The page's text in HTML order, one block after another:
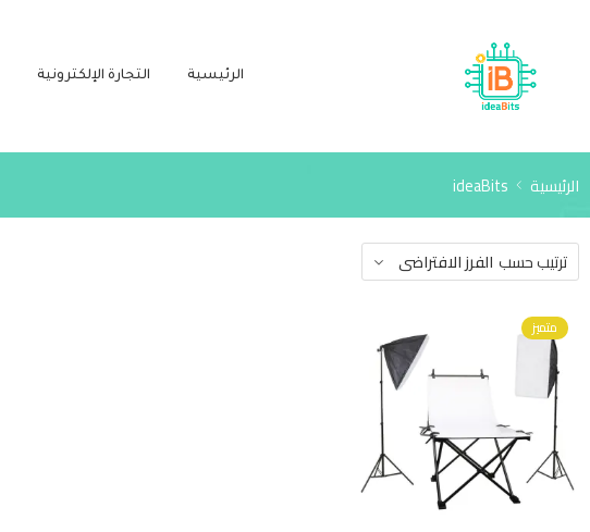
الرئيسية التجارة الإلكترونية
الرئيسية ideaBits
ترتيب حسب الفرز الافتراضى
متميز